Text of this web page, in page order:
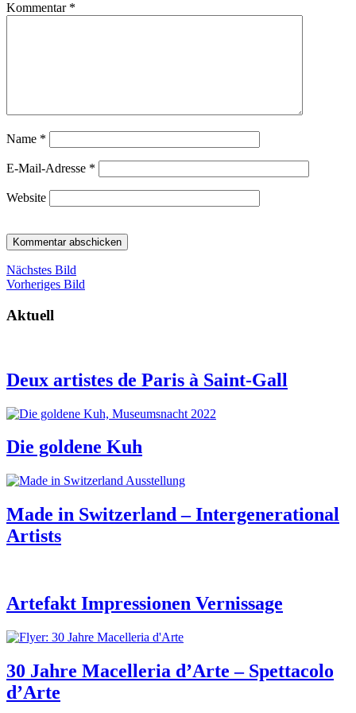
Kommentar *
Name *
E-Mail-Adresse *
Website
Nächstes Bild
Vorheriges Bild
Aktuell
Deux artistes de Paris à Saint-Gall
Die goldene Kuh
Made in Switzerland – Intergenerational
Artists
Artefakt Impressionen Vernissage
30 Jahre Macelleria d’Arte – Spettacolo
d’Arte